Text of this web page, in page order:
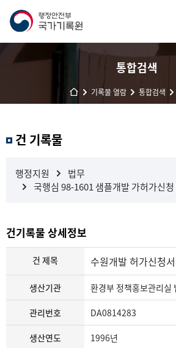
통합검색
기록물 열람 통합검색
과 건 기록물
행정지원
법무
국행심 98-1601 샘플개발 가허가신
건기록물 상세정보
건 제목 수원개발 허가신청
생산기관 환경부 정책홍보관리실
관리번호 DA0814283
생산연도 1996년